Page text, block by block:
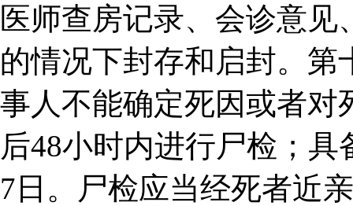
医师查房记录、会诊意
的情况下封存和启封。
事人不能确定死因或者对
后48小时内进行尸检；
7日。尸检应当经死者近